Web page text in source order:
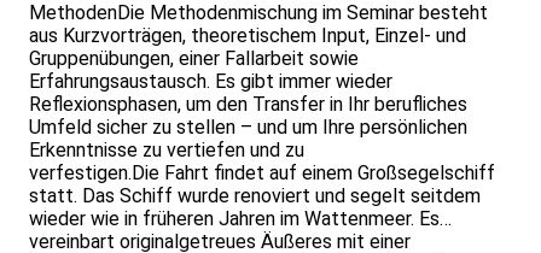
MethodenDie Methodenmischung im Seminar besteht
aus Kurzvorträgen, theoretischem Input, Einzel- und
Gruppenübungen, einer Fallarbeit sowie
Erfahrungsaustausch. Es gibt immer wieder
Reflexionsphasen, um den Transfer in Ihr berufliches
Umfeld sicher zu stellen – und um Ihre persönlichen
Erkenntnisse zu vertiefen und zu
verfestigen.Die Fahrt findet auf einem Großsegelschiff
statt. Das Schiff wurde renoviert und segelt seitdem
wieder wie in früheren Jahren im Wattenmeer. Es
vereinbart original­getreues Äußeres mit einer